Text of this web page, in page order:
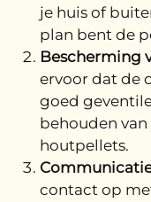
je huis of
plan bent de
Bescherming
ervoor dat de
goed
behouden
houtpellets.
contact op